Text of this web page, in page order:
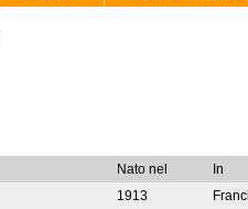
Nato nel
In
1913